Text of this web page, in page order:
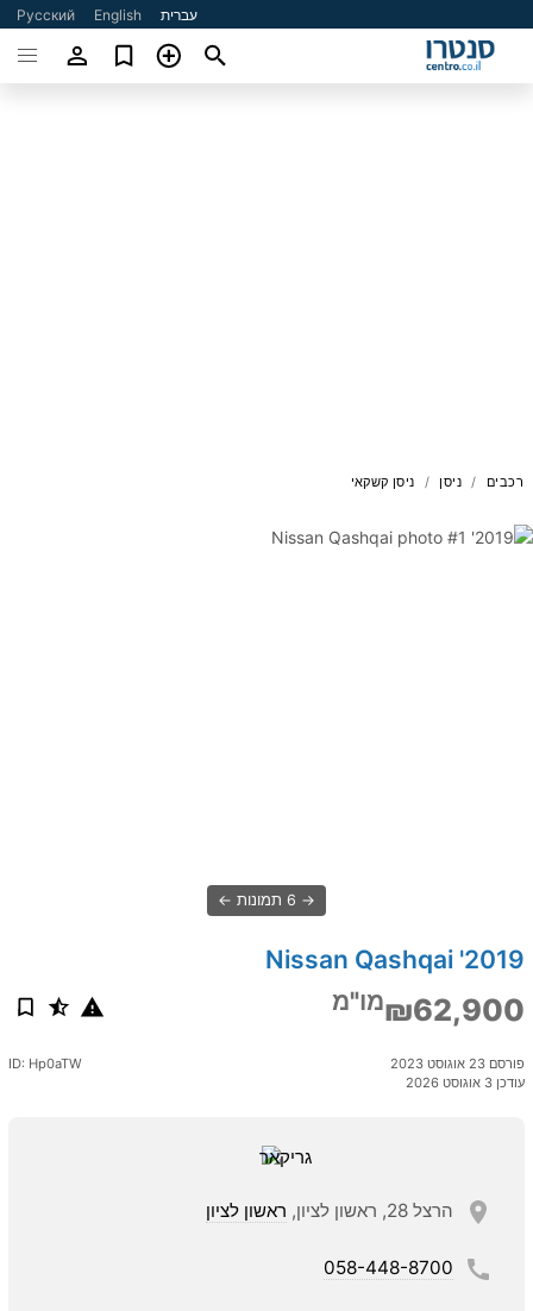
עברית English
Русский
רכבים ניסן ניסן קשקאי
6 תמונות
2019' Nissan Qashqai
₪62,900מו"מ
פורסם 23 אוגוסט 2023
עודכן 3 אוגוסט 2026
ID: Hp0aTW
הרצל 28, ראשון לציון, ראשון לציון
058-448-8700